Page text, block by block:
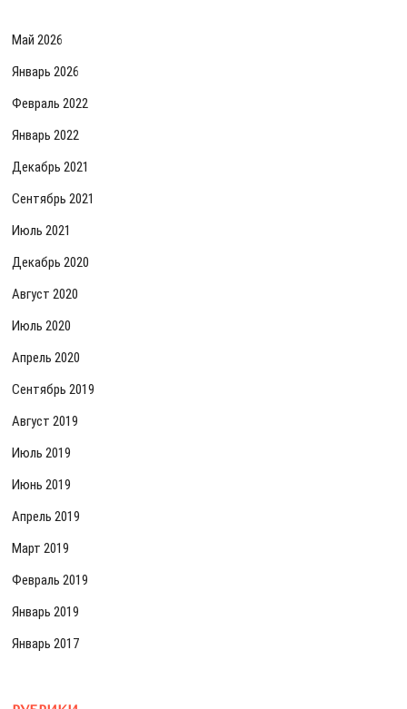
Май 2026
Январь 2026
Февраль 2022
Январь 2022
Декабрь 2021
Сентябрь 2021
Июль 2021
Декабрь 2020
Август 2020
Июль 2020
Апрель 2020
Сентябрь 2019
Август 2019
Июль 2019
Июнь 2019
Апрель 2019
Март 2019
Февраль 2019
Январь 2019
Январь 2017